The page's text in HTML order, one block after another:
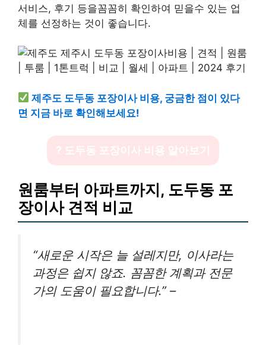
서비스, 후기 등을꼼꼼히 확인하여 믿을수 있는 업
체를 선정하는 것이 좋습니다.
제주도 도두동 포장이사 비용, 궁금한 점이 있다
면 지금 바로 확인해보세요!
? 도두동 포장이사 비용 알아보기
원룸부터 아파트까지, 도두동 포
장이사 견적 비교
“새로운 시작은 늘 설레지만, 이사라는
과정은 쉽지 않죠. 꼼꼼한 계획과 전문
가의 도움이 필요합니다.” –